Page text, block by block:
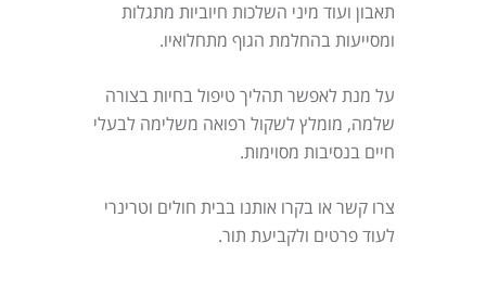
תאבון ועוד מיני השלכות חיוביות מתגלות
ומסייעות בהחלמת הגוף מתחלואיו.
על מנת לאפשר תהליך טיפול בחיות בצורה
שלמה, מומלץ לשקול רפואה משלימה לבעלי
חיים בנסיבות מסוימות.
צרו קשר או בקרו אותנו בבית חולים וטרינרי
לעוד פרטים ולקביעת תור.